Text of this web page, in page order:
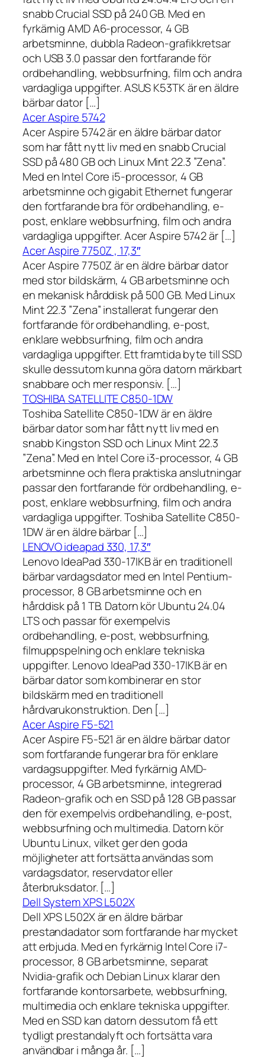
snabb Crucial SSD på 240 GB. Med en
fyrkärnig AMD A6-processor, 4 GB
arbetsminne, dubbla Radeon-grafikkretsar
och USB 3.0 passar den fortfarande för
ordbehandling, webbsurfning, film och andra
vardagliga uppgifter. ASUS K53TK är en äldre
bärbar dator […]
Acer Aspire 5742
Acer Aspire 5742 är en äldre bärbar dator
som har fått nytt liv med en snabb Crucial
SSD på 480 GB och Linux Mint 22.3 ”Zena”.
Med en Intel Core i5-processor, 4 GB
arbetsminne och gigabit Ethernet fungerar
den fortfarande bra för ordbehandling, e-
post, enklare webbsurfning, film och andra
vardagliga uppgifter. Acer Aspire 5742 är […]
Acer Aspire 7750Z , 17,3″
Acer Aspire 7750Z är en äldre bärbar dator
med stor bildskärm, 4 GB arbetsminne och
en mekanisk hårddisk på 500 GB. Med Linux
Mint 22.3 ”Zena” installerat fungerar den
fortfarande för ordbehandling, e-post,
enklare webbsurfning, film och andra
vardagliga uppgifter. Ett framtida byte till SSD
skulle dessutom kunna göra datorn märkbart
snabbare och mer responsiv. […]
TOSHIBA SATELLITE C850-1DW
Toshiba Satellite C850-1DW är en äldre
bärbar dator som har fått nytt liv med en
snabb Kingston SSD och Linux Mint 22.3
”Zena”. Med en Intel Core i3-processor, 4 GB
arbetsminne och flera praktiska anslutningar
passar den fortfarande för ordbehandling, e-
post, enklare webbsurfning, film och andra
vardagliga uppgifter. Toshiba Satellite C850-
1DW är en äldre bärbar […]
LENOVO ideapad 330, 17,3″
Lenovo IdeaPad 330-17IKB är en traditionell
bärbar vardagsdator med en Intel Pentium-
processor, 8 GB arbetsminne och en
hårddisk på 1 TB. Datorn kör Ubuntu 24.04
LTS och passar för exempelvis
ordbehandling, e-post, webbsurfning,
filmuppspelning och enklare tekniska
uppgifter. Lenovo IdeaPad 330-17IKB är en
bärbar dator som kombinerar en stor
bildskärm med en traditionell
hårdvarukonstruktion. Den […]
Acer Aspire F5-521
Acer Aspire F5-521 är en äldre bärbar dator
som fortfarande fungerar bra för enklare
vardagsuppgifter. Med fyrkärnig AMD-
processor, 4 GB arbetsminne, integrerad
Radeon-grafik och en SSD på 128 GB passar
den för exempelvis ordbehandling, e-post,
webbsurfning och multimedia. Datorn kör
Ubuntu Linux, vilket ger den goda
möjligheter att fortsätta användas som
vardagsdator, reservdator eller
återbruksdator. […]
Dell System XPS L502X
Dell XPS L502X är en äldre bärbar
prestandadator som fortfarande har mycket
att erbjuda. Med en fyrkärnig Intel Core i7-
processor, 8 GB arbetsminne, separat
Nvidia-grafik och Debian Linux klarar den
fortfarande kontorsarbete, webbsurfning,
multimedia och enklare tekniska uppgifter.
Med en SSD kan datorn dessutom få ett
tydligt prestandalyft och fortsätta vara
användbar i många år. […]